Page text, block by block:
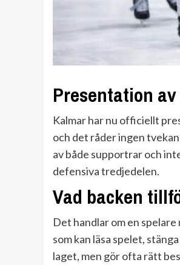
Presentation
Kalmar har nu officiellt
och det råder ingen
av både supportrar och
defensiva tredjedelen.
Vad backen
Det handlar om en
som kan läsa spelet,
laget, men gör ofta rätt